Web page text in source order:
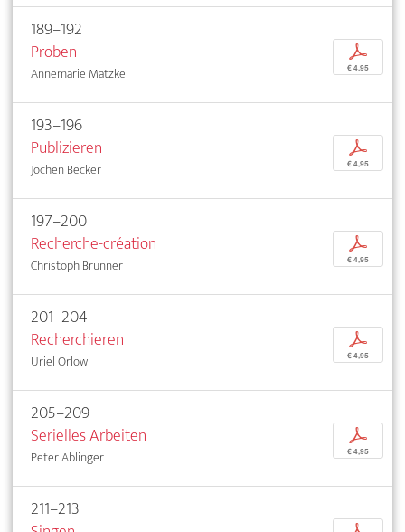
189–192
Proben
Annemarie Matzke
p
€ 4,95
193–196
Publizieren
Jochen Becker
p
€ 4,95
197–200
Recherche-création
Christoph Brunner
p
€ 4,95
201–204
Recherchieren
Uriel Orlow
p
€ 4,95
205–209
Serielles Arbeiten
Peter Ablinger
p
€ 4,95
211–213